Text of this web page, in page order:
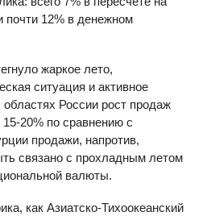
почти 12% в денежном
жаркое лето,
ситуация и активное
России рост продаж
20% по сравнению с
продажи, напротив,
связано с прохладным летом
валюты.
как Азиатско-Тихоокеанский